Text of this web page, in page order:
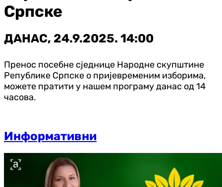
Српске
ДАНАС, 24.9.2025. 14:00
Пренос посебне сједнице Народне скупштине
Републике Српске о пријевременим изборима,
можете пратити у нашем програму данас од 14
часова.
Информативни